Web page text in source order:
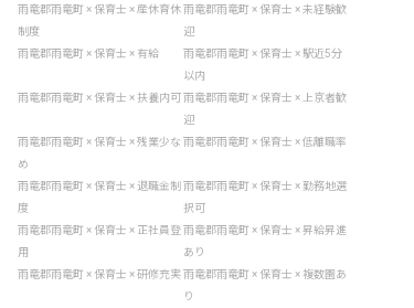
雨竜郡雨竜町 × 保育士 × 産休育休
制度
雨竜郡雨竜町 × 保育士 × 未経験歓
迎
雨竜郡雨竜町 × 保育士 × 有給
雨竜郡雨竜町 × 保育士 × 駅近5分
以内
雨竜郡雨竜町 × 保育士 × 扶養内可雨竜郡雨竜町 × 保育士 × 上京者歓
迎
雨竜郡雨竜町 × 保育士 × 残業少な
め
雨竜郡雨竜町 × 保育士 × 低離職率
雨竜郡雨竜町 × 保育士 × 退職金制
度
雨竜郡雨竜町 × 保育士 × 勤務地選
択可
雨竜郡雨竜町 × 保育士 × 正社員登
用
雨竜郡雨竜町 × 保育士 × 昇給昇進
あり
雨竜郡雨竜町 × 保育士 × 研修充実雨竜郡雨竜町 × 保育士 × 複数園あ
り